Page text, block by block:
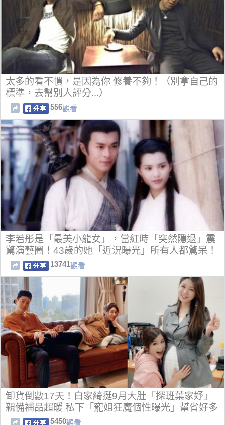
太多的看不慣，是因為你 修養不夠！（別拿自己的
標準，去幫別人評分...）
556觀看
李若彤是「最美小龍女」，當紅時「突然隱退」震
驚演藝圈！43歲的她「近況曝光」所有人都驚呆！
13741觀看
卸貨倒數17天！白家綺挺9月大肚「探班葉家妤」
親備補品超暖 私下「寵姐狂魔個性曝光」幫省好多
錢
5450觀看